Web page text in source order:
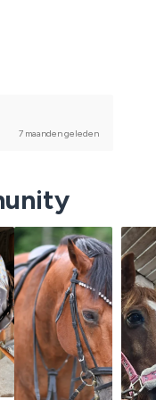
7 maanden geleden